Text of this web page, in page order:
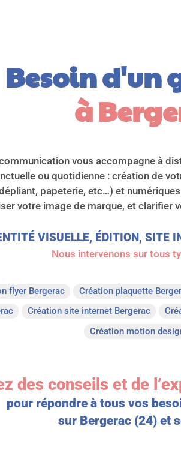
Besoin d'un
à
vous accompagne à
ou quotidienne : création de
papeterie, etc…) et
votre image de marque, et clarifier
VISUELLE, ÉDITION, SITE
Nous intervenons sur tous
flyer Bergerac Création plaquette
Création site internet Bergerac
Création motion
des conseils et de
pour répondre à tous vos
sur Bergerac (24) et